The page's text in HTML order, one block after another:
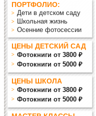
ПОРТФОЛИО:
Дети в детском саду
Школьная жизнь
Осенние фотосессии
ЦЕНЫ ДЕТСКИЙ САД
Фотокниги от 3800 ₽
Фотокниги от 5000 ₽
ЦЕНЫ ШКОЛА
Фотокниги от 3800 ₽
Фотокниги от 5000 ₽